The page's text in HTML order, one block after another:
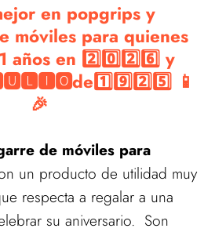
en popgrips y
móviles para quienes
años en 2️⃣0️⃣2️⃣6️⃣ y
📱
🎉
de móviles para
un producto de utilidad muy
respecta a regalar a una
su aniversario. Son